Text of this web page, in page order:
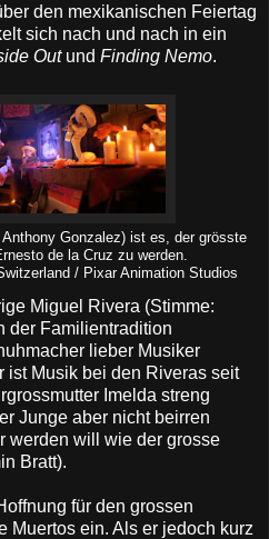
den mexikanischen Feiertag
sich nach und nach in ein
Outund Finding Nemo.
Gonzalez) ist es, der grösste
de la Cruz zu werden.
/ Pixar Animation Studios
Miguel Rivera (Stimme:
der Familientradition
lieber Musiker
ist Musik bei den Riveras seit
Imelda streng
Junge aber nicht beirren
werden will wie der grosse
Bratt).
für den grossen
Muertos ein. Als er jedoch kurz